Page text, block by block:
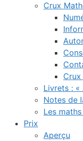
Crux
Livrets : «
Notes de
Les
Prix
Aperçu